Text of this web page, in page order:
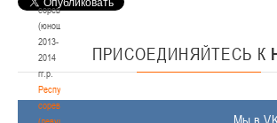
соревнования
(юноши)
2013-
2014
гг.р.
Республиканские
соревнования
(девушки)
ПРИСОЕДИНЯЙТЕСЬ К